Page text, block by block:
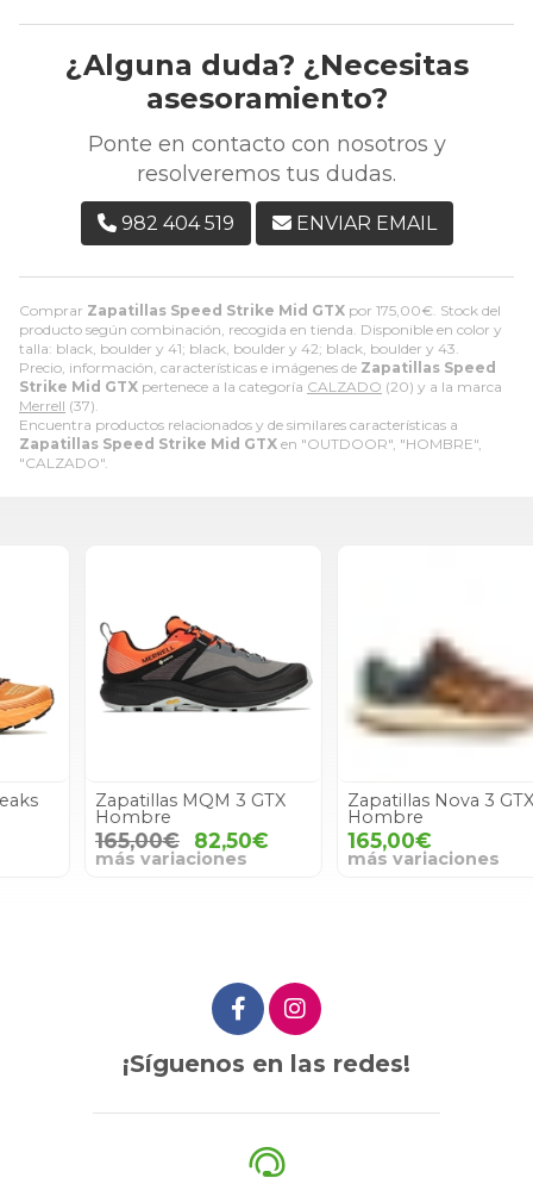
Comprar Zapatillas Speed Strike Mid GTX por 175,00€ . Stock del
producto según combinación, recogida en tienda. Disponible en color y
talla: black, boulder y 41; black, boulder y 42; black, boulder y 43.
Precio, información, características e imágenes de Zapatillas Speed
Strike Mid GTX pertenece a la categoría CALZADO (20) y a la marca
Merrell (37).
Encuentra productos relacionados y de similares características a
Zapatillas Speed Strike Mid GTX en "OUTDOOR", "HOMBRE",
"CALZADO".
¿Alguna duda? ¿Necesitas
asesoramiento?
Ponte en contacto con nosotros y
resolveremos tus dudas.
982 404 519 ENVIAR EMAIL
Zapatillas MQM 3 GTX
Hombre
165,00€ 82,50€
más variaciones
Zapatillas Nova 3 GTX
Hombre
165,00€
más variaciones
¡Síguenos en las redes!